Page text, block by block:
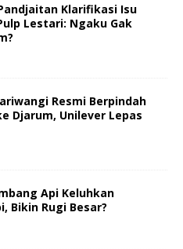
Klarifikasi Isu
Lestari: Ngaku Gak
Resmi Berpindah
Djarum, Unilever Lepas
Api Keluhkan
Bikin Rugi Besar?